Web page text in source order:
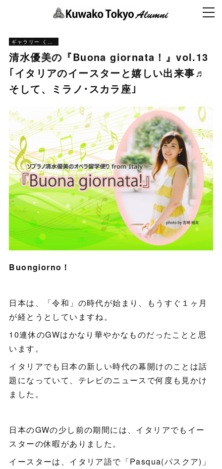
ギャラリー くわとう
清水優美の『Buona giornata！』vol.13
｢イタリアのイースターと嬉しい出来事♬
そして、ミラノ･スカラ座｣
Buongiorno！
日本は、「令和」の時代が始まり、もうすぐ１ヶ月
が経とうとしていますね。
10連休のGWはかなり華やかなものだったことと思
います。
イタリアでも日本の新しい時代の幕開けのことは話
題になっていて、テレビのニュースで何度も見かけ
ました。
日本のGWの少し前の期間には、イタリアでもイー
スターの休暇がありました。
イースターは、イタリア語で「Pasqua(パスクア)」